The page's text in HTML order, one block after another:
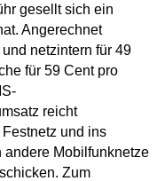
gesellt sich ein
Angerechnet
netzintern für 49
für 59 Cent pro
reicht
und ins
andere Mobilfunknetze
Zum